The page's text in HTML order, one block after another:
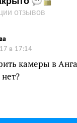
отзывов
в 17:14
камеры в